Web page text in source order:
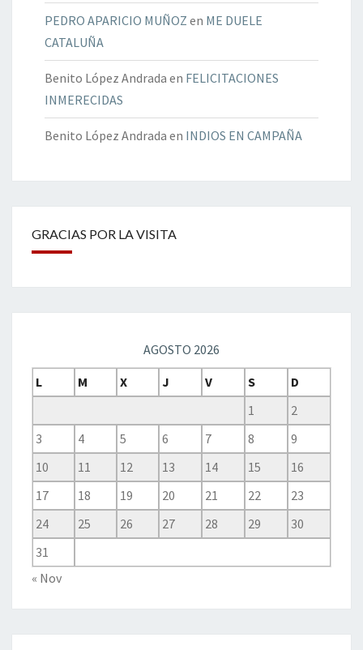
PEDRO APARICIO MUÑOZ en ME DUELE
CATALUÑA
Benito López Andrada en FELICITACIONES
INMERECIDAS
Benito López Andrada en INDIOS EN CAMPAÑA
GRACIAS POR LA VISITA
AGOSTO 2026
L
M X J V S
D
1
2
3
4 5 6 7 8
9
10
11 12 13 14 15
16
17
18 19 20 21 22
23
24
25 26 27 28 29
30
31
« Nov